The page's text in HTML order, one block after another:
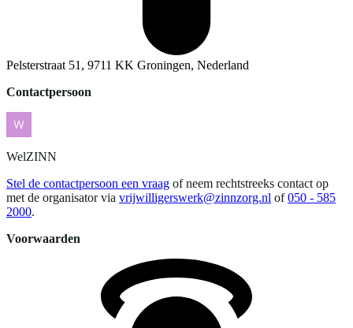
Pelsterstraat 51, 9711 KK Groningen, Nederland
Contactpersoon
WelZINN
Stel de contactpersoon een vraag of neem rechtstreeks contact op
met de organisator via vrijwilligerswerk@zinnzorg.nl of 050 - 585
2000.
Voorwaarden